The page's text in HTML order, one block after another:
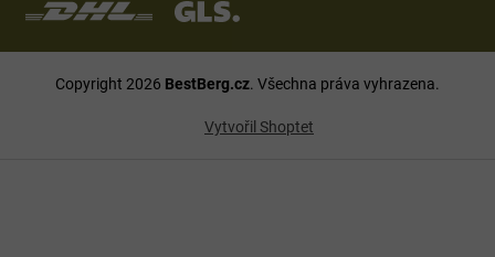
Vytvořil Shoptet
Copyright 2026 BestBerg.cz. Všechna práva vyhrazena.